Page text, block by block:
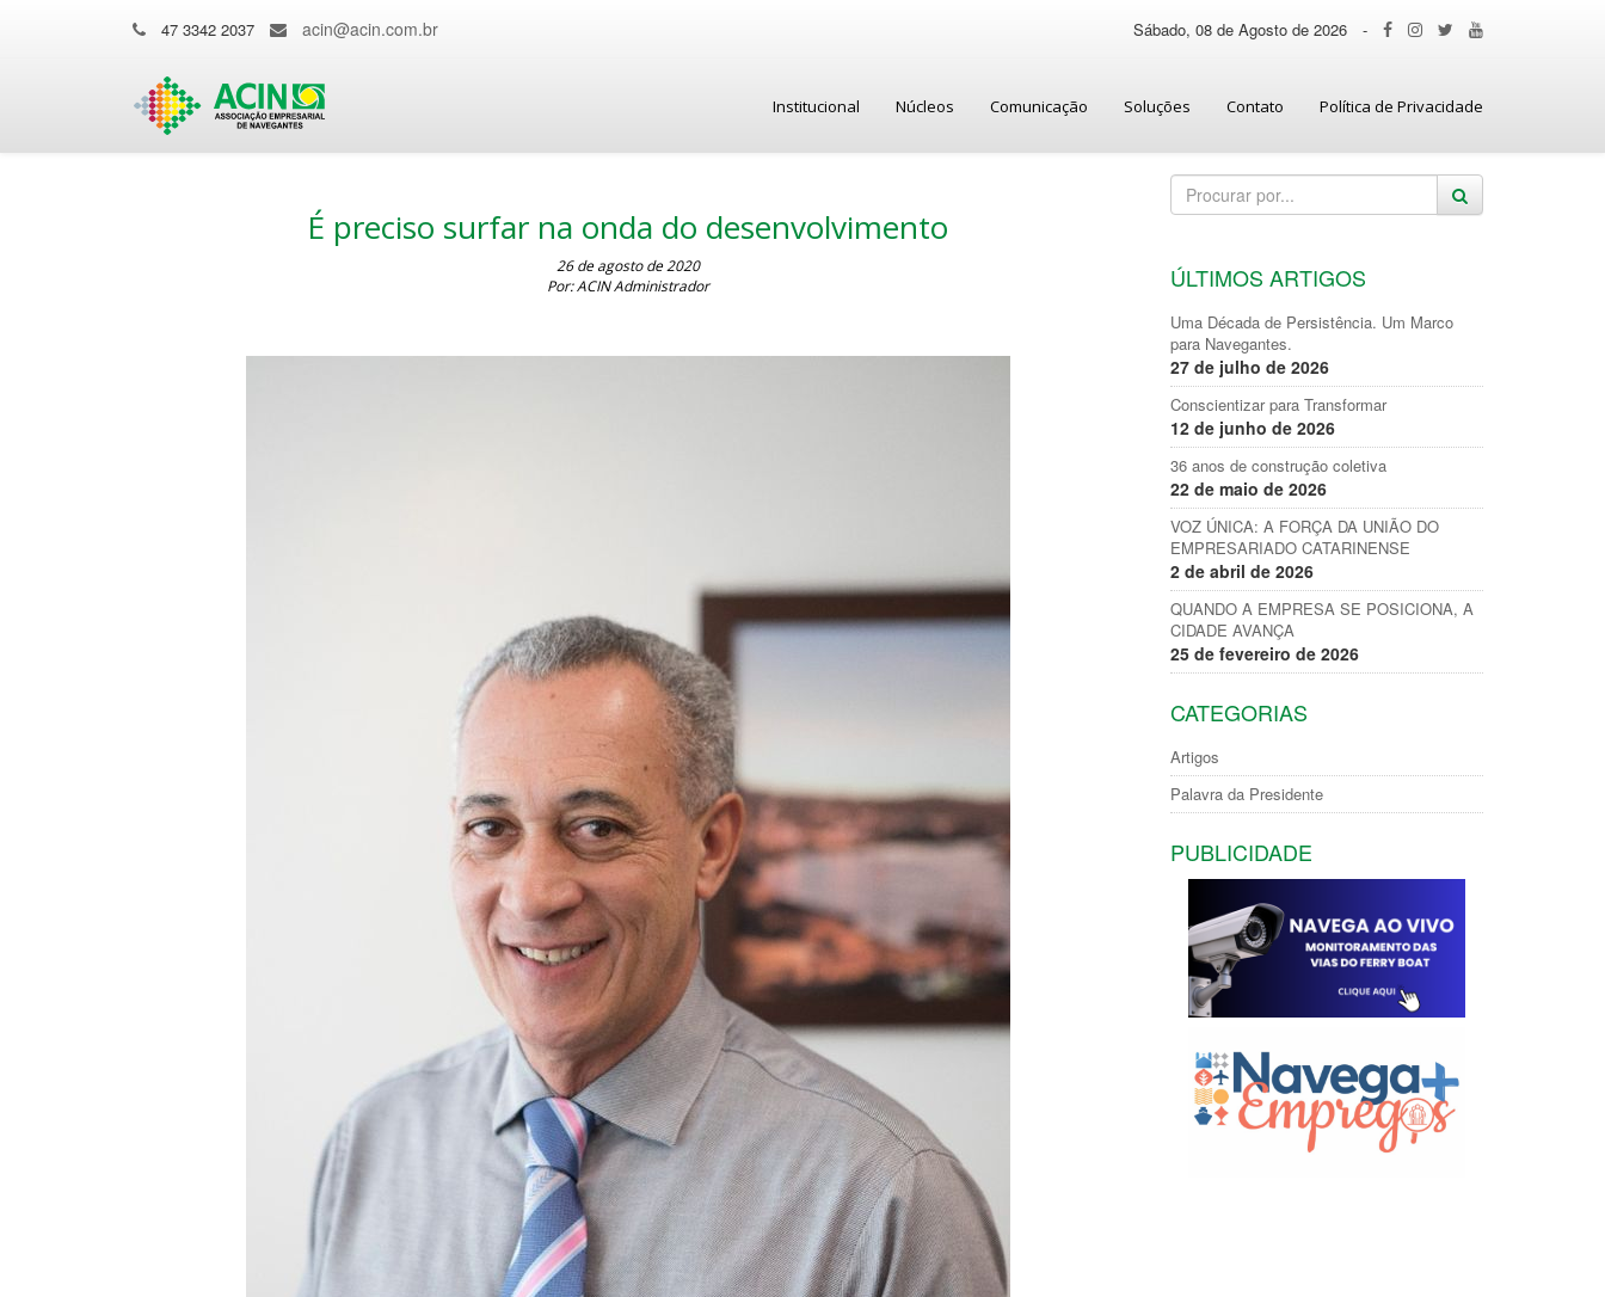
47 3342 2037 acin@acin.com.br Sábado, 08 de Agosto de 2026 -
Institucional Núcleos Comunicação Soluções Contato Política de Privacidade
É preciso surfar na onda do desenvolvimento
26 de agosto de 2020
Por: ACIN Administrador
ÚLTIMOS ARTIGOS
Uma Década de Persistência. Um Marco
para Navegantes.
27 de julho de 2026
Conscientizar para Transformar
12 de junho de 2026
36 anos de construção coletiva
22 de maio de 2026
VOZ ÚNICA: A FORÇA DA UNIÃO DO
EMPRESARIADO CATARINENSE
2 de abril de 2026
QUANDO A EMPRESA SE POSICIONA, A
CIDADE AVANÇA
25 de fevereiro de 2026
CATEGORIAS
Artigos
Palavra da Presidente
PUBLICIDADE